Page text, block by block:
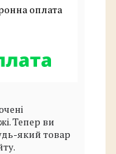
Тепер ви
який товар